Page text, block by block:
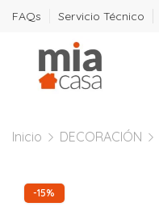
FAQs Servicio Técnico
Inicio DECORACIÓN
-15%